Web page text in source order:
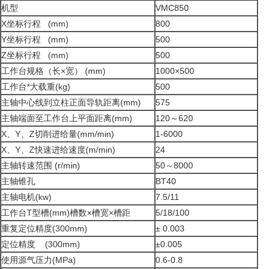
机型
VMC850
X坐标行程 (mm)
800
Y坐标行程 (mm)
500
Z坐标行程 (mm)
500
工作台规格（长×宽） (mm)
1000×500
工作台*大载重(kg)
500
主轴中心线到立柱正面导轨距离(mm)
575
主轴端面至工作台上平面距离(mm)
120～620
X、Y、Z切削进给量(mm/min)
1-6000
X、Y、Z快速进给速度(m/min)
24
主轴转速范围 (r/min)
50～8000
主轴锥孔
BT40
主轴电机(kw)
7.5/11
工作台T型槽(mm)槽数×槽宽×槽距
5/18/100
重复定位精度(300mm)
± 0.003
定位精度 (300mm)
±0.005
使用源气压力(MPa)
0.6-0.8